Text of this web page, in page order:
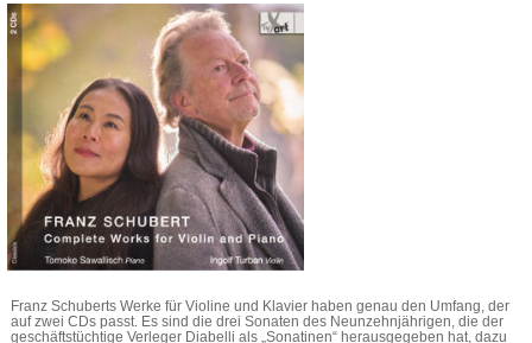
Franz Schuberts Werke für Violine und Klavier haben genau den Umfang, der
auf zwei CDs passt. Es sind die drei Sonaten des Neunzehnjährigen, die der
geschäftstüchtige Verleger Diabelli als „Sonatinen“ herausgegeben hat, dazu